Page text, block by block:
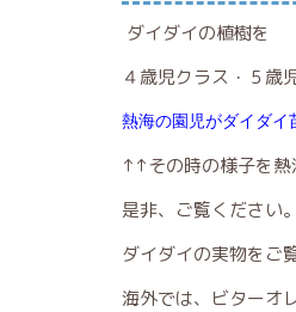
ダイダイの植樹を
４歳児クラス・５歳
熱海の園児がダイダ
↑↑その時の様子を
是非、ご覧ください。
ダイダイの実物をご
海外では、ビターオ